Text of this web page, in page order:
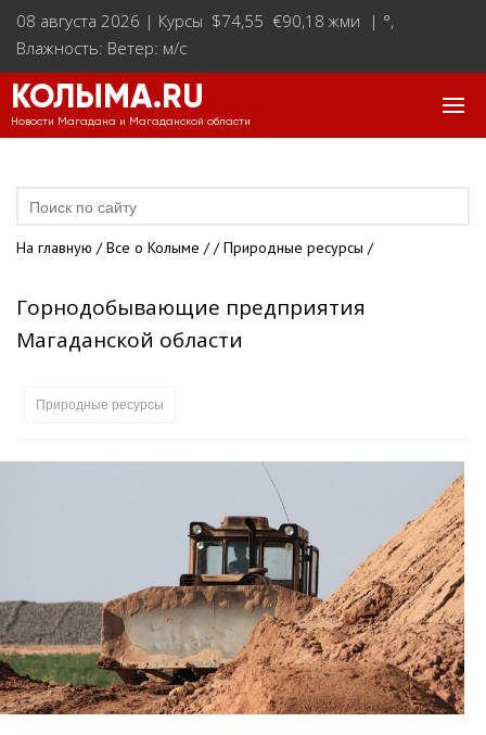
08 августа 2026 | Курсы $74,55 €90,18 жми | °,
Влажность: Ветер: м/с
КОЛЫМА.RU
Новости Магадана и Магаданской области
На главную /Все о Колыме //Природные ресурсы /
Горнодобывающие предприятия
Магаданской области
Природные ресурсы